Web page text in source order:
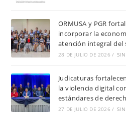
ORMUSA y PGR
incorporar la
atención integral del
28 DE JULIO DE 2026 /
Judicaturas
la violencia digital
estándares de
27 DE JULIO DE 2026 /